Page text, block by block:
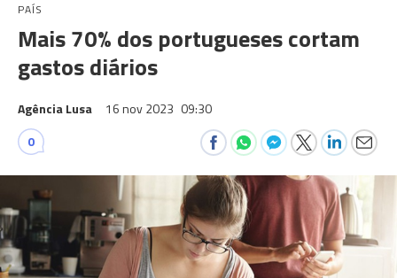
PAÍS
Mais 70% dos portugueses cortam
gastos diários
Agência Lusa 16 nov 2023 09:30
0